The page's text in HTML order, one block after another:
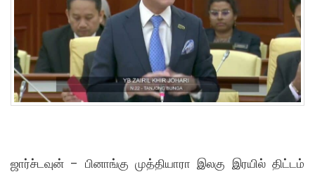
ஜார்ச்டவுன் – பினாங்கு முத்தியாரா இலகு இரயில் திட்டம்